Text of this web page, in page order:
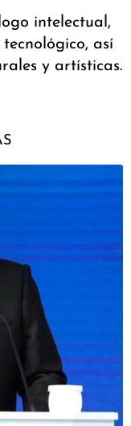
intelectual,
así
y artísticas.